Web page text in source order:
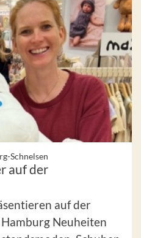
Schnelsen
auf der
auf der
Neuheiten